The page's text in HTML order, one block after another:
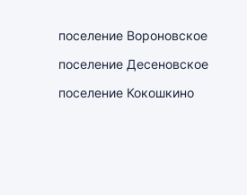
поселение Вороновское
поселение Десеновское
поселение Кокошкино